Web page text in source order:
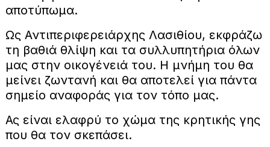
αποτύπωμα.
Ως Αντιπεριφερειάρχης Λασιθίου, εκφράζω
τη βαθιά θλίψη και τα συλλυπητήρια όλων
μας στην οικογένειά του. Η μνήμη του θα
μείνει ζωντανή και θα αποτελεί για πάντα
σημείο αναφοράς για τον τόπο μας.
Ας είναι ελαφρύ το χώμα της κρητικής γης
που θα τον σκεπάσει.